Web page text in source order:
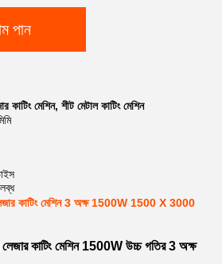
পান
কাটিং মেশিন, শীট মেটাল কাটিং মেশিন
লেজার কাটিং মেশিন 3 অক্ষ 1500W 1500 X 3000
লেজার কাটিং মেশিন 1500W উচ্চ গতির 3 অক্ষ